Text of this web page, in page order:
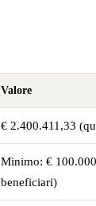
Valore
€ 2.400.411,33
Minimo: €
beneficiari)